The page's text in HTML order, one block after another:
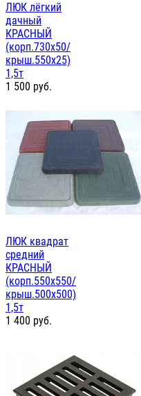
ЛЮК лёгкий
дачный
КРАСНЫЙ
(корп.730х50/
крыш.550х25)
1,5т
1 500 руб.
ЛЮК квадрат
средний
КРАСНЫЙ
(корп.550х550/
крыш.500х500)
1,5т
1 400 руб.